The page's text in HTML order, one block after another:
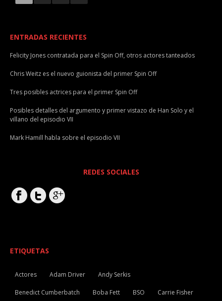
ENTRADAS RECIENTES
Felicity Jones contratada para el Spin Off, otros actores tanteados
Chris Weitz es el nuevo guionista del primer Spin Off
Tres posibles actrices para el primer Spin Off
Posibles detalles del argumento y primer vistazo de Han Solo y el
villano del episodio VII
Mark Hamill habla sobre el episodio VII
REDES SOCIALES
ETIQUETAS
Actores Adam Driver Andy Serkis
Benedict Cumberbatch Boba Fett BSO Carrie Fisher